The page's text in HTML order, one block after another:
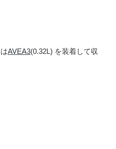
AVEA3(0.32L) を装着して収